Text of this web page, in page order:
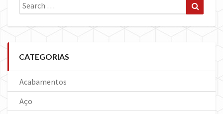
Search
for:
CATEGORIAS
Acabamentos
Aço